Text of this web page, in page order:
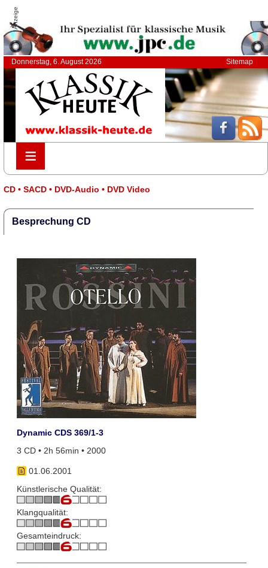
Anzeige
Donnerstag, 6. August 2026 Sitemap
≡
≡
CD • SACD • DVD-Audio • DVD Video
Besprechung CD
Dynamic CDS 369/1-3
3 CD • 2h 56min • 2000
01.06.2001
Künstlerische Qualität:
Klangqualität:
Gesamteindruck: